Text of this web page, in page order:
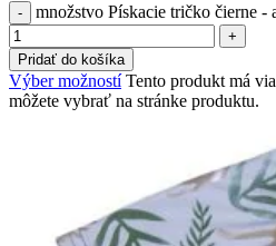
množstvo Pískacie tričko čierne -
Pridať do košíka
Výber možností Tento produkt má
môžete vybrať na stránke produktu.